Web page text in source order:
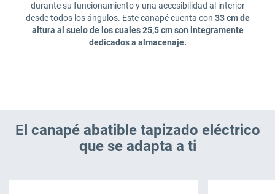
durante su funcionamiento y una accesibilidad al interior
desde todos los ángulos. Este canapé cuenta con 33 cm de
altura al suelo de los cuales 25,5 cm son integramente
dedicados a almacenaje.
El canapé abatible tapizado eléctrico
que se adapta a ti